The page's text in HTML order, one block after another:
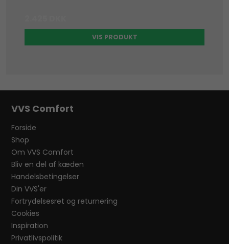
VIS PRODUKT
VVS Comfort
Forside
Shop
Om VVS Comfort
Bliv en del af kæden
Handelsbetingelser
Din VVS'er
Fortrydelsesret og returnering
Cookies
Inspiration
Privatlivspolitik